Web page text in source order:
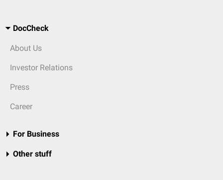
DocCheck
About Us
Investor Relations
Press
Career
For Business
Other stuff